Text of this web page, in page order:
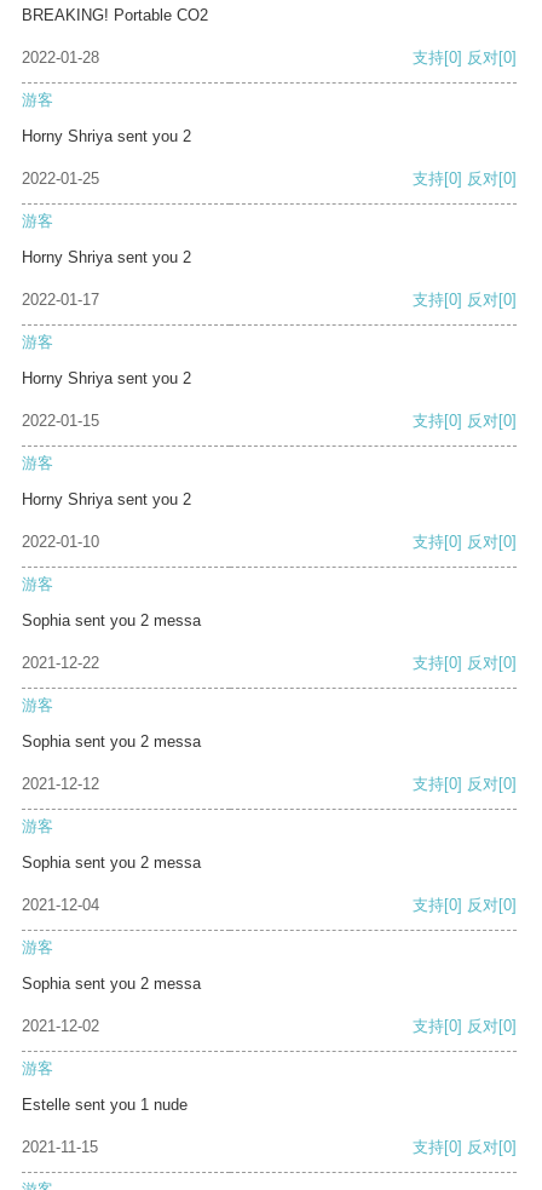
BREAKING! Portable CO2
2022-01-28 支持[0] 反对[0]
游客
Horny Shriya sent you 2
2022-01-25 支持[0] 反对[0]
游客
Horny Shriya sent you 2
2022-01-17 支持[0] 反对[0]
游客
Horny Shriya sent you 2
2022-01-15 支持[0] 反对[0]
游客
Horny Shriya sent you 2
2022-01-10 支持[0] 反对[0]
游客
Sophia sent you 2 messa
2021-12-22 支持[0] 反对[0]
游客
Sophia sent you 2 messa
2021-12-12 支持[0] 反对[0]
游客
Sophia sent you 2 messa
2021-12-04 支持[0] 反对[0]
游客
Sophia sent you 2 messa
2021-12-02 支持[0] 反对[0]
游客
Estelle sent you 1 nude
2021-11-15 支持[0] 反对[0]